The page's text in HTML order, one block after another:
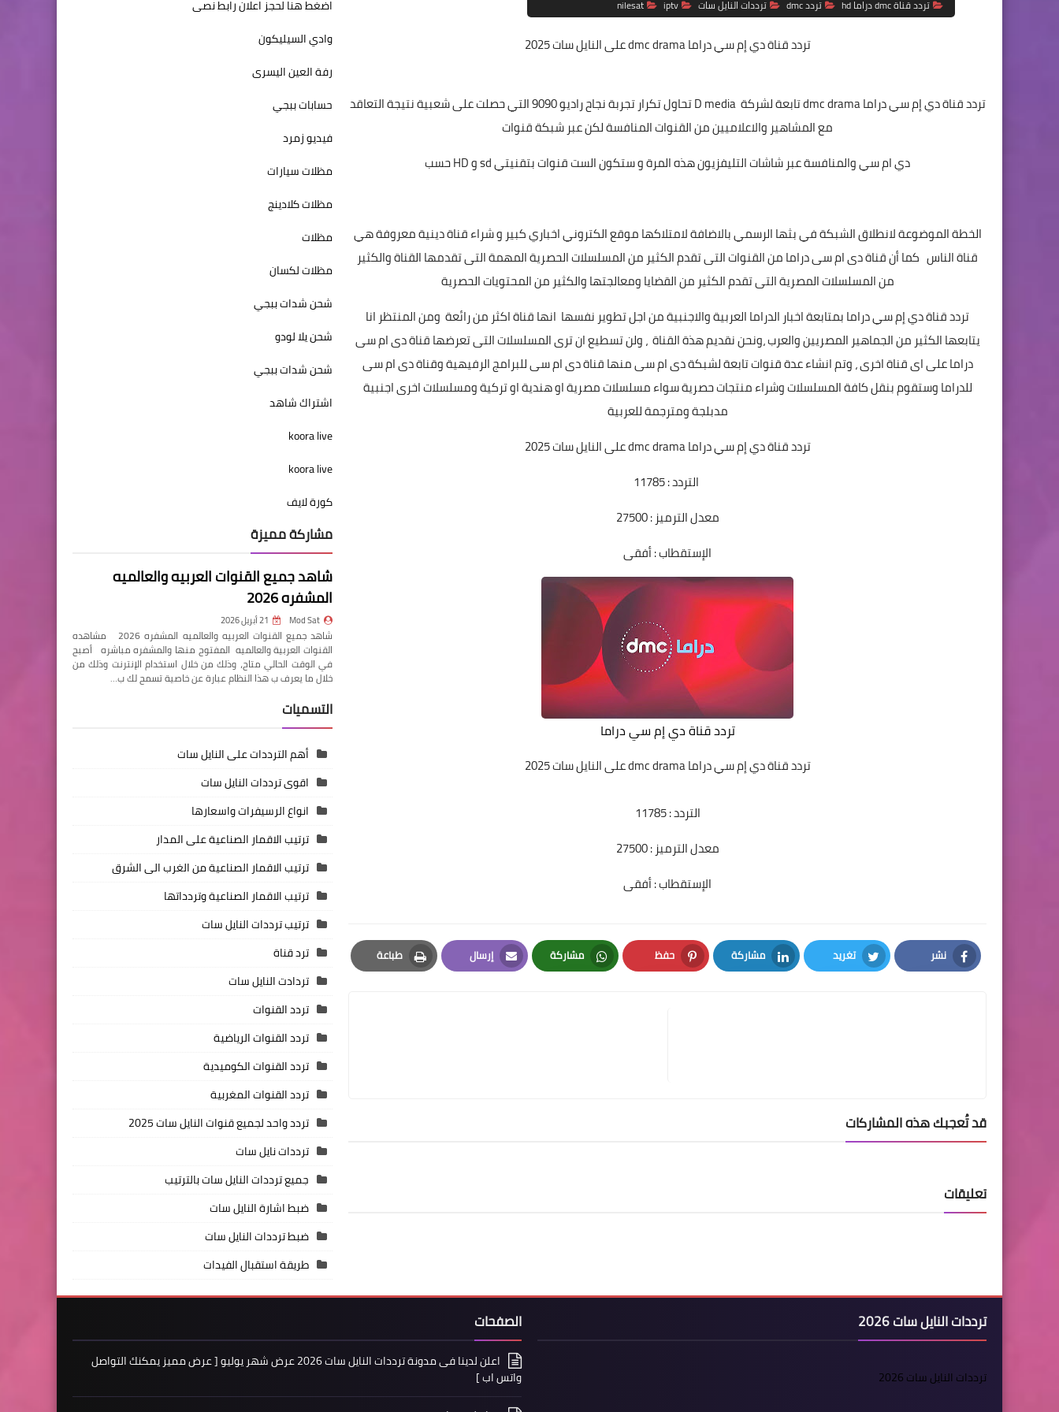
تردد قناة dmc دراما hd
تردد dmc ترددات النايل سات iptv
nilesat
تردد قناة دي إم سي دراماdmc drama على النايل سات 2025
تردد قناة دي إم سي دراما dmc drama تابعة لشركة D media تحاول تكرار تجربة نجاح راديو 9090 التي حصلت على شعبية نتيجة التعاقد
مع المشاهير والاعلاميين من القنوات المنافسة لكن عبر شبكة قنوات
دي ام سي والمنافسة عبر شاشات التليفزيون هذه المرة و ستكون الست قنوات بتقنيتي sd و HD حسب
الخطة الموضوعة لانطلاق الشبكة في بثها الرسمي بالاضافة لامتلاكها موقع الكتروني اخباري كبير و شراء قناة دينية معروفة هي
قناة الناس كما أن قناة دى ام سى دراما من القنوات التى تقدم الكثير من المسلسلات الحصرية المهمة التى تقدمها القناة والكثير
من المسلسلات المصرية التى تقدم الكثير من القضايا ومعالجتها والكثير من المحتويات الحصرية
تردد قناة دي إم سي دراما بمتابعة اخبار الدراما العربية والاجنبية من اجل تطوير نفسها انها قناة اكثر من رائعة ومن المنتظر انا
يتابعها الكثير من الجماهير المصريين والعرب ،ونحن نقديم هذة القناة ، ولن تسطيع ان ترى المسلسلات التى تعرضها قناة دى ام سى
دراما على اى قناة اخرى ، وتم انشاء عدة قنوات تابعة لشبكة دى ام سى منها قناة دى ام سى للبرامج الرفيهية وقناة دى ام سى
للدراما وستقوم بنقل كافة المسلسلات وشراء منتجات حصرية سواء مسلسلات مصرية او هندية او تركية ومسلسلات اخرى اجنبية
مدبلجة ومترجمة للعربية
تردد قناة دي إم سي دراما dmc drama على النايل سات 2025
التردد : 11785
معدل الترميز : 27500
الإستقطاب : أفقى
تردد قناة دي إم سي دراما
تردد قناة دي إم سي دراماdmc drama على النايل سات 2025
التردد : 11785
معدل الترميز : 27500
الإستقطاب : أفقى
نشر
Facebook
تغريد
Twitter
مشاركة
LinkedIn
حفظ
Pinterest
مشاركة
Whatsapp
إرسال
Email
طباعة
Print
قد تُعجبك هذه المشاركات
تعليقات
اضغط هنا لحجز اعلان رابط نصى
وادي السيليكون
رفة العين اليسرى
حسابات ببجي
فيديو زمرد
مظلات سيارات
مظلات كلادينج
مظلات
مظلات لكسان
شحن شدات ببجي
شحن يلا لودو
شحن شدات ببجي
اشتراك شاهد
koora live
koora live
كورة لايف
مشاركة مميزة
شاهد جميع القنوات العربيه والعالميه
المشفره 2026
Mod Sat 21 أبريل 2026
شاهد جميع القنوات العربيه والعالميه المشفره 2026 مشاهده
القنوات العربية والعالميه المفتوح منها والمشفره مباشره أصبح
في الوقت الحالي متاح، وذلك من خلال استخدام الإنترنت وذلك من
خلال ما يعرف ب هذا النظام عبارة عن خاصية تسمح لك ب…
التسميات
أهم الترددات على النايل سات
اقوى ترددات النايل سات
انواع الرسيفرات واسعارها
ترتيب الاقمار الصناعية على المدار
ترتيب الاقمار الصناعية من الغرب الى الشرق
ترتيب الاقمار الصناعية وتردداتها
ترتيب ترددات النايل سات
ترد قناة
تردادت النايل سات
تردد القنوات
تردد القنوات الرياضية
تردد القنوات الكوميدية
تردد القنوات المغربية
تردد واحد لجميع قنوات النايل سات 2025
ترددات نايل سات
جميع ترددات النايل سات بالترتيب
ضبط اشارة النايل سات
ضبط ترددات النايل سات
طريقة استقبال الفيدات
ترددات النايل سات 2026
ترددات النايل سات 2026
الصفحات
اعلن لدينا فى مدونة ترددات النايل سات 2026 عرض شهر يوليو [ عرض مميز يمكنك التواصل
واتس اب ]